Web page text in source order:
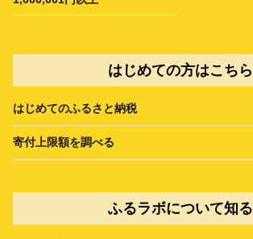
はじめての方はこちら
はじめてのふるさと納税
寄付上限額を調べる
ふるラボについて知る